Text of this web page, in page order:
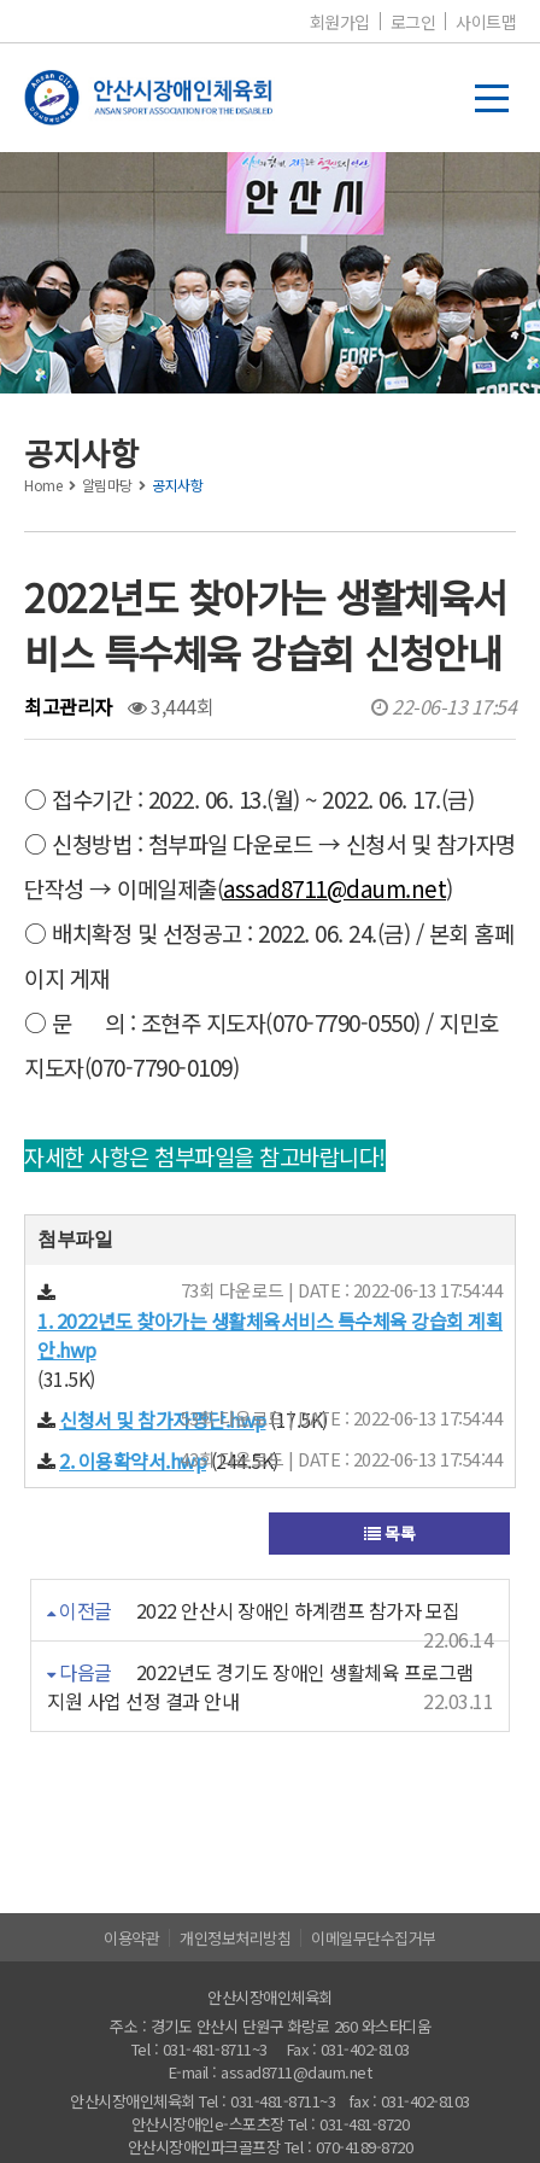
회원가입 로그인 사이트맵
알림마당
공지사항
행사/대회일정
문서자료실
보도자료
공지사항
Home 알림마당 공지사항
2022년도 찾아가는 생활체육서
비스 특수체육 강습회 신청안내
최고관리자 3,444회 22-06-13 17:54
○ 접수기간 : 2022. 06. 13.(월) ~ 2022. 06. 17.(금)
​○ 신청방법 : 첨부파일 다운로드 → 신청서 및 참가자명
단작성 → 이메일제출(assad8711@daum.net)
​○ 배치확정 및 선정공고 : 2022. 06. 24.(금) / 본회 홈페
이지 게재​
○ 문 의 : 조현주 지도자(070-7790-0550) / 지민호
지도자(070-7790-0109)
자세한 사항은 첨부파일을 참고바랍니다!​
첨부파일
1. 2022년도 찾아가는 생활체육서비스 특수체육 강습회 계획
안.hwp
(31.5K)
73회 다운로드 | DATE : 2022-06-13 17:54:44
신청서 및 참가자명단.hwp(17.5K)
53회 다운로드 | DATE : 2022-06-13 17:54:44
2. 이용확약서.hwp(244.5K)
43회 다운로드 | DATE : 2022-06-13 17:54:44
목록
이전글
2022 안산시 장애인 하계캠프 참가자 모집
22.06.14
다음글
2022년도 경기도 장애인 생활체육 프로그램
지원 사업 선정 결과 안내
22.03.11
이용약관 개인정보처리방침 이메일무단수집거부
안산시장애인체육회
주소 : 경기도 안산시 단원구 화랑로 260 와스타디움
Tel : 031-481-8711~3
Fax : 031-402-8103
E-mail : assad8711@daum.net
안산시장애인체육회 Tel : 031-481-8711~3 fax : 031-402-8103
안산시장애인e-스포츠장 Tel : 031-481-8720
안산시장애인파크골프장 Tel : 070-4189-8720